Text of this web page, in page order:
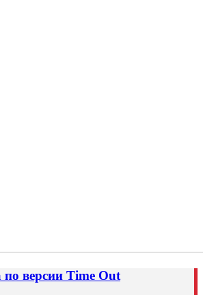
версии Time Out